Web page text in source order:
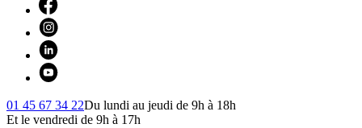
01 45 67 34 22Du lundi au jeudi de 9h à 18h
Et le vendredi de 9h à 17h